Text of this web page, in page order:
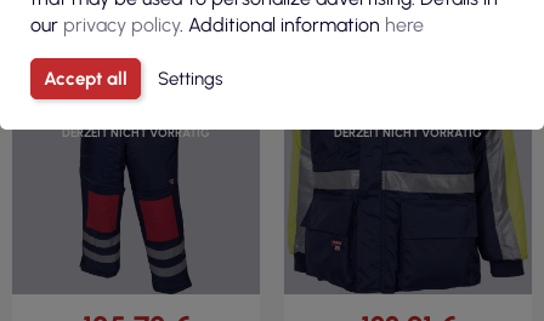
DERZEIT NICHT VORRÄTIG DERZEIT NICHT VORRÄTIG
our privacy policy. Additional information here
Accept all Settings